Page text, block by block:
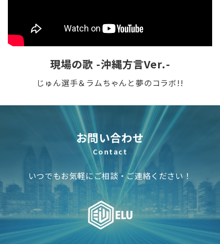
現場の歌 -沖縄方言Ver.-
じゅん選手＆ラムちゃんと夢のコラボ!!
お問い合わせ
Contact
いつでもお気軽にご相談・ご連絡ください！